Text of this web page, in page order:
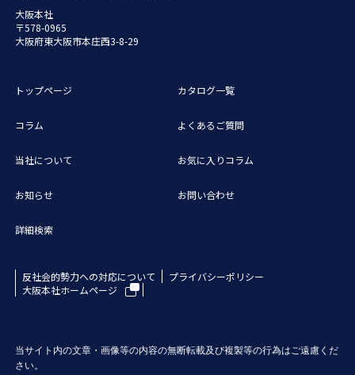
大阪本社
〒578-0965
大阪府東大阪市本庄西3-8-29
トップページ
コラム
当社について
お知らせ
詳細検索
カタログ一覧
よくあるご質問
お気に入りコラム
お問い合わせ
反社会的勢力への対応について
プライバシーポリシー
大阪本社ホームページ
当サイト内の文章・画像等の内容の無断転載及び複製等の行為はご遠慮くだ
さい。